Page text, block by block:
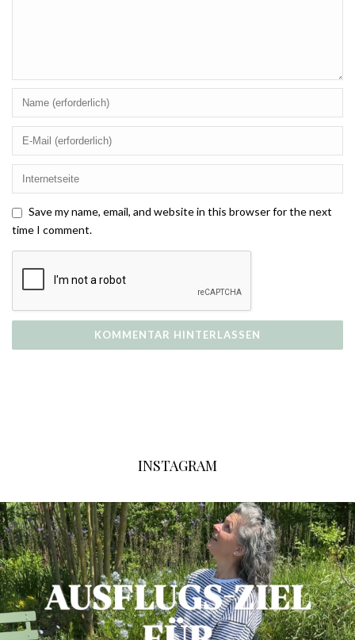
Save my name, email, and website in this browser for the next
time I comment.
INSTAGRAM